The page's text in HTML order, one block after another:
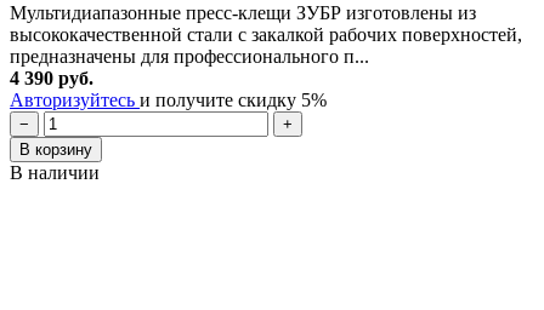
Мультидиапазонные пресс-клещи ЗУБР изготовлены из
высококачественной стали с закалкой рабочих поверхностей,
предназначены для профессионального п...
4 390 руб.
Авторизуйтесь и получите скидку 5%
−
+
В корзину
В наличии